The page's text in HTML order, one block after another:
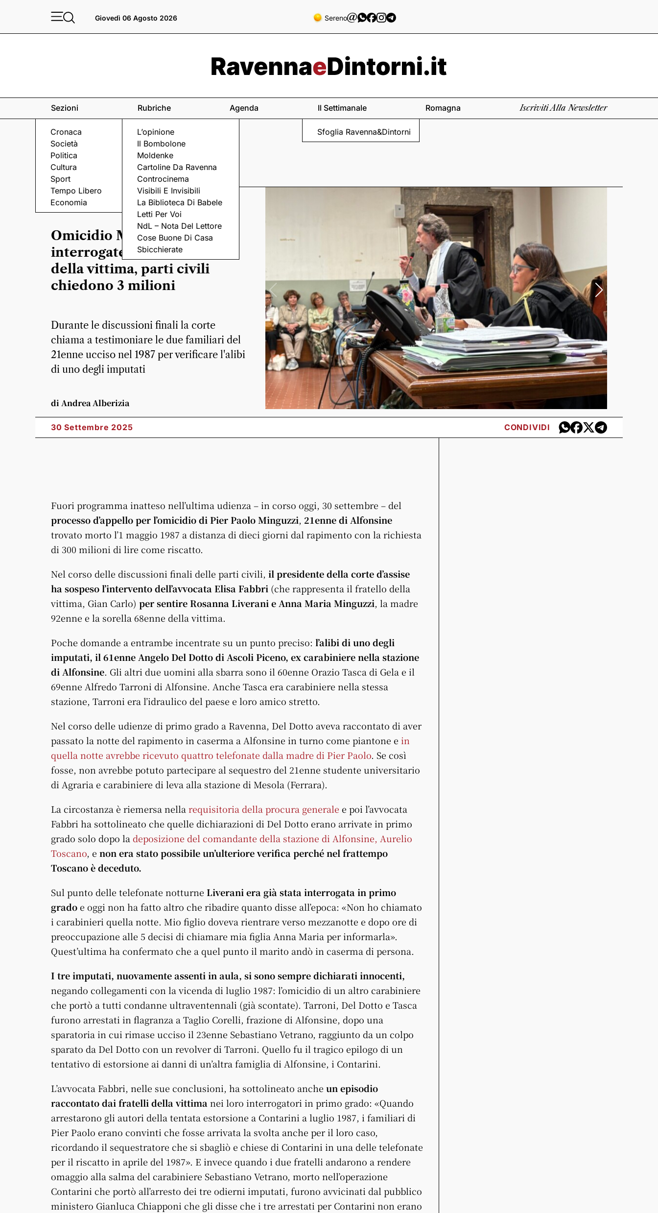
Giovedì 06 Agosto 2026 Sereno
Sezioni
Cronaca
Società
Politica
Cultura
Sport
Tempo Libero
Economia
Rubriche
L’opinione
Il Bombolone
Moldenke
Cartoline Da Ravenna
Controcinema
Visibili E Invisibili
La Biblioteca Di Babele
Letti Per Voi
NdL – Nota Del Lettore
Cose Buone Di Casa
Sbicchierate
Agenda Il Settimanale
Sfoglia Ravenna&Dintorni
Romagna Iscriviti Alla Newsletter
IL COLD CASE DI ALFONSINE
Omicidio Minguzzi, appello:
interrogate madre e sorella
della vittima, parti civili
chiedono 3 milioni
Durante le discussioni finali la corte
chiama a testimoniare le due familiari del
21enne ucciso nel 1987 per verificare l'alibi
di uno degli imputati
di Andrea Alberizia
30 Settembre 2025 CONDIVIDI
Fuori programma inatteso nell’ultima udienza – in corso oggi, 30 settembre – del
processo d’appello per l’omicidio di Pier Paolo Minguzzi, 21enne di Alfonsine
trovato morto l’1 maggio 1987 a distanza di dieci giorni dal rapimento con la richiesta
di 300 milioni di lire come riscatto.
Nel corso delle discussioni finali delle parti civili, il presidente della corte d’assise
ha sospeso l’intervento dell’avvocata Elisa Fabbri (che rappresenta il fratello della
vittima, Gian Carlo) per sentire Rosanna Liverani e Anna Maria Minguzzi, la madre
92enne e la sorella 68enne della vittima.
Poche domande a entrambe incentrate su un punto preciso: l’alibi di uno degli
imputati, il 61enne Angelo Del Dotto di Ascoli Piceno, ex carabiniere nella stazione
di Alfonsine. Gli altri due uomini alla sbarra sono il 60enne Orazio Tasca di Gela e il
69enne Alfredo Tarroni di Alfonsine. Anche Tasca era carabiniere nella stessa
stazione, Tarroni era l’idraulico del paese e loro amico stretto.
Nel corso delle udienze di primo grado a Ravenna, Del Dotto aveva raccontato di aver
passato la notte del rapimento in caserma a Alfonsine in turno come piantone e in
quella notte avrebbe ricevuto quattro telefonate dalla madre di Pier Paolo. Se così
fosse, non avrebbe potuto partecipare al sequestro del 21enne studente universitario
di Agraria e carabiniere di leva alla stazione di Mesola (Ferrara).
La circostanza è riemersa nella requisitoria della procura generale e poi l’avvocata
Fabbri ha sottolineato che quelle dichiarazioni di Del Dotto erano arrivate in primo
grado solo dopo la deposizione del comandante della stazione di Alfonsine, Aurelio
Toscano, e non era stato possibile un’ulteriore verifica perché nel frattempo
Toscano è deceduto.
Sul punto delle telefonate notturne Liverani era già stata interrogata in primo
gradoe oggi non ha fatto altro che ribadire quanto disse all’epoca: «Non ho chiamato
i carabinieri quella notte. Mio figlio doveva rientrare verso mezzanotte e dopo ore di
preoccupazione alle 5 decisi di chiamare mia figlia Anna Maria per informarla».
Quest’ultima ha confermato che a quel punto il marito andò in caserma di persona.
I tre imputati, nuovamente assenti in aula, si sono sempre dichiarati innocenti,
negando collegamenti con la vicenda di luglio 1987: l’omicidio di un altro carabiniere
che portò a tutti condanne ultraventennali (già scontate). Tarroni, Del Dotto e Tasca
furono arrestati in flagranza a Taglio Corelli, frazione di Alfonsine, dopo una
sparatoria in cui rimase ucciso il 23enne Sebastiano Vetrano, raggiunto da un colpo
sparato da Del Dotto con un revolver di Tarroni. Quello fu il tragico epilogo di un
tentativo di estorsione ai danni di un’altra famiglia di Alfonsine, i Contarini.
L’avvocata Fabbri, nelle sue conclusioni, ha sottolineato anche un episodio
raccontato dai fratelli della vittima nei loro interrogatori in primo grado: «Quando
arrestarono gli autori della tentata estorsione a Contarini a luglio 1987, i familiari di
Pier Paolo erano convinti che fosse arrivata la svolta anche per il loro caso,
ricordando il sequestratore che si sbagliò e chiese di Contarini in una delle telefonate
per il riscatto in aprile del 1987». E invece quando i due fratelli andarono a rendere
omaggio alla salma del carabiniere Sebastiano Vetrano, morto nell’operazione
Contarini che portò all’arresto dei tre odierni imputati, furono avvicinati dal pubblico
ministero Gianluca Chiapponi che gli disse che i tre arrestati per Contarini non erano